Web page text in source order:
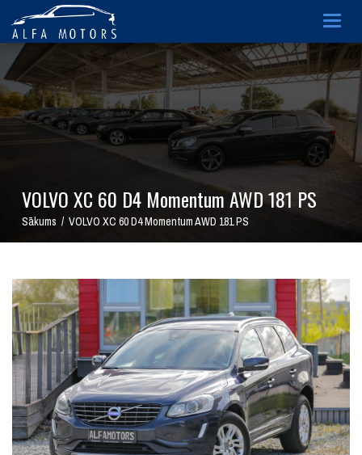
VOLVO XC 60 D4 Momentum AWD 181 PS
Sākums / VOLVO XC 60 D4 Momentum AWD 181 PS